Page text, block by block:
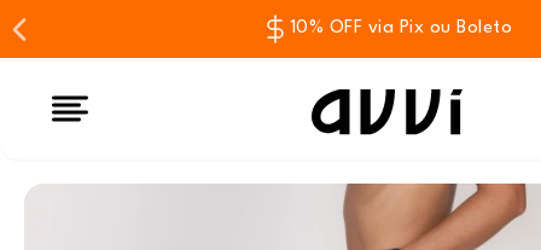
10% OFF via Pix ou Boleto